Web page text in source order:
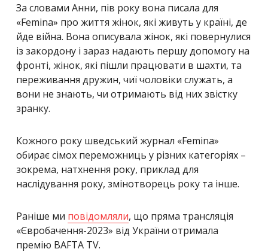
За словами Анни, пів року вона писала для
«Femina» про життя жінок, які живуть у країні, де
йде війна. Вона описувала жінок, які повернулися
із закордону і зараз надають першу допомогу на
фронті, жінок, які пішли працювати в шахти, та
переживання дружин, чиї чоловіки служать, а
вони не знають, чи отримають від них звістку
зранку.
Кожного року шведський журнал «Femina»
обирає сімох переможниць у різних категоріях –
зокрема, натхнення року, приклад для
наслідування року, змінотворець року та інше.
Раніше ми повідомляли, що пряма трансляція
«Євробачення-2023» від України отримала
премію BAFTA TV.